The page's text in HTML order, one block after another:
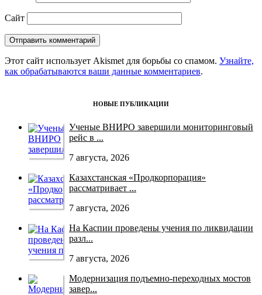
Сайт
Этот сайт использует Akismet для борьбы со спамом. Узнайте,
как обрабатываются ваши данные комментариев.
НОВЫЕ ПУБЛИКАЦИИ
Ученые ВНИРО завершили мониторинговый
рейс в ...
7 августа, 2026
Казахстанская «Продкорпорация»
рассматривает ...
7 августа, 2026
На Каспии проведены учения по ликвидации
разл...
7 августа, 2026
Модернизация подъемно-переходных мостов
завер...